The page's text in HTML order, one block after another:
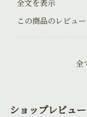
全文を表示
この商品のレビュ
全
ショップレビュー